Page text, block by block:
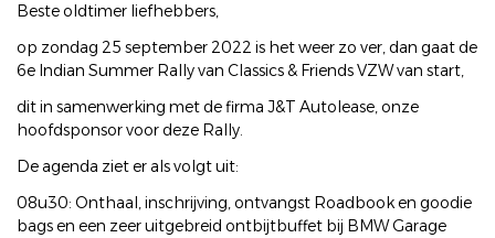
Beste oldtimer liefhebbers,
op zondag 25 september 2022 is het weer zo ver, dan gaat de
6e Indian Summer Rally van Classics & Friends VZW van start,
dit in samenwerking met de firma J&T Autolease, onze
hoofdsponsor voor deze Rally.
De agenda ziet er als volgt uit:
08u30: Onthaal, inschrijving, ontvangst Roadbook en goodie
bags en een zeer uitgebreid ontbijtbuffet bij BMW Garage